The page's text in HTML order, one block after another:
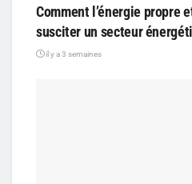
Comment l’énergie propre
susciter un secteur
il y a 3 semaines